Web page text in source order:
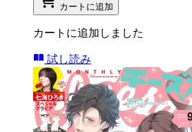
カートに追加
カートに追加しました
試し読み